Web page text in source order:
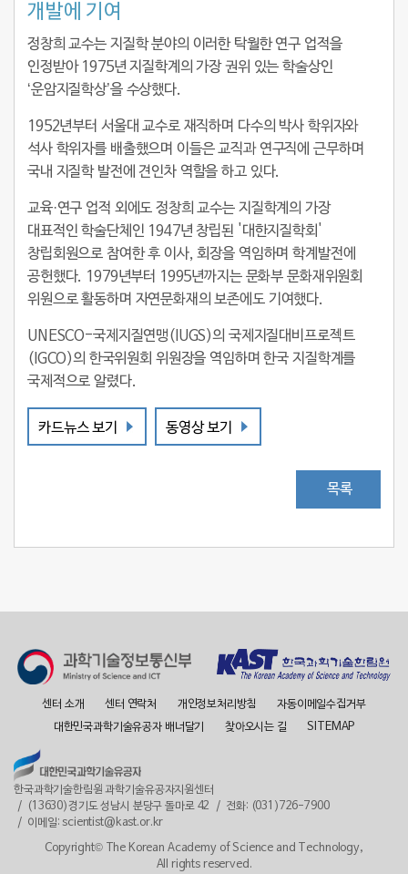
개발에 기여
정창희 교수는 지질학 분야의 이러한 탁월한 연구 업적을
인정받아 1975년 지질학계의 가장 권위 있는 학술상인
‘운암지질학상’을 수상했다.
1952년부터 서울대 교수로 재직하며 다수의 박사 학위자와
석사 학위자를 배출했으며 이들은 교직과 연구직에 근무하며
국내 지질학 발전에 견인차 역할을 하고 있다.
교육·연구 업적 외에도 정창희 교수는 지질학계의 가장
대표적인 학술단체인 1947년 창립된 '대한지질학회'
창립회원으로 참여한 후 이사, 회장을 역임하며 학계발전에
공헌했다. 1979년부터 1995년까지는 문화부 문화재위원회
위원으로 활동하며 자연문화재의 보존에도 기여했다.
UNESCO-국제지질연맹(IUGS)의 국제지질대비프로젝트
(IGCO)의 한국위원회 위원장을 역임하며 한국 지질학계를
국제적으로 알렸다.
카드뉴스 보기 동영상 보기
목록
센터 소개 센터 연락처 개인정보처리방침
자동이메일수집거부
대한민국과학기술유공자 배너달기
찾아오시는 길 SITEMAP
한국과학기술한림원 과학기술유공자지원센터
(13630)경기도 성남시 분당구 돌마로 42
전화: (031)726-7900
이메일: scientist@kast.or.kr
Copyright© The Korean Academy of Science and Technology,
All rights reserved.